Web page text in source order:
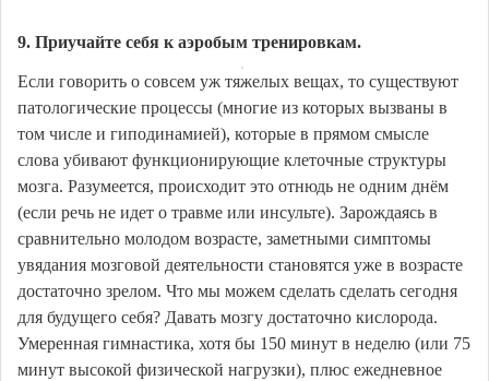
9. Приучайте себя к аэробым тренировкам.
Если говорить о совсем уж тяжелых вещах, то существуют
патологические процессы (многие из которых вызваны в
том числе и гиподинамией), которые в прямом смысле
слова убивают функционирующие клеточные структуры
мозга. Разумеется, происходит это отнюдь не одним днём
(если речь не идет о травме или инсульте). Зарождаясь в
сравнительно молодом возрасте, заметными симптомы
увядания мозговой деятельности становятся уже в возрасте
достаточно зрелом. Что мы можем сделать сделать сегодня
для будущего себя? Давать мозгу достаточно кислорода.
Умеренная гимнастика, хотя бы 150 минут в неделю (или 75
минут высокой физической нагрузки), плюс ежедневное